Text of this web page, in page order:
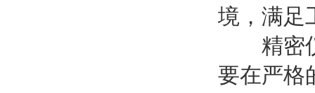
境，满足
精密仪
要在严格